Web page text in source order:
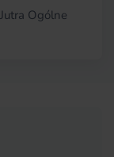
Ogólne